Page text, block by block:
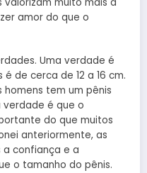
amor do que o
Uma verdade é
de cerca de 12 a 16 cm.
homens tem um pênis
verdade é que o
do que muitos
anteriormente, as
a confiança e a
o tamanho do pênis.